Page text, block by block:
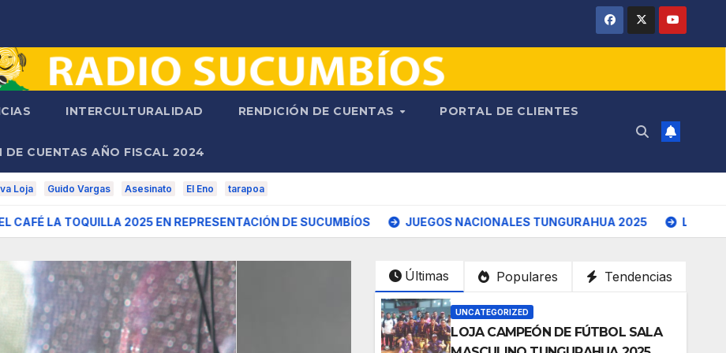
INTERCULTURALIDAD RENDICIÓN DE CUENTAS PORTAL DE CLIENTES
DE CUENTAS AÑO FISCAL 2024
Loja Guido Vargas Asesinato El Eno tarapoa
2025 EN REPRESENTACIÓN DE SUCUMBÍOS JUEGOS NACIONALES TUNGURAHUA 2025 Las Comunidades
Últimas Populares Tendencias
UNCATEGORIZED
LOJA CAMPEÓN DE FÚTBOL SALA